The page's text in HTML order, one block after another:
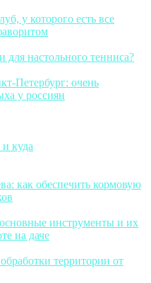
у которого есть все
для настольного тенниса?
Петербург: очень
у россиян
куда
как обеспечить кормовую
инструменты и их
на даче
территории от